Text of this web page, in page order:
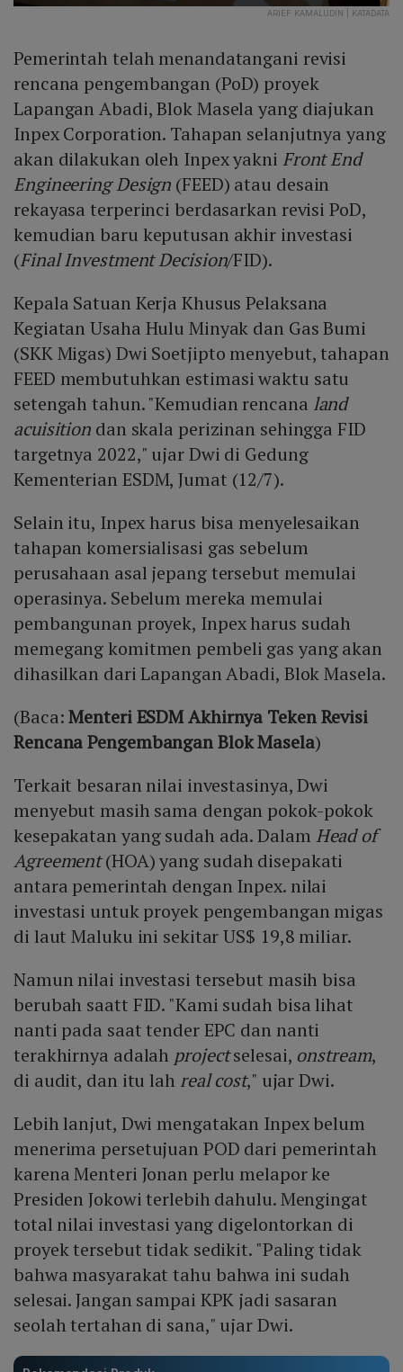
ARIEF KAMALUDIN | KATADATA
Pemerintah telah menandatangani revisi
rencana pengembangan (PoD) proyek
Lapangan Abadi, Blok Masela yang diajukan
Inpex Corporation. Tahapan selanjutnya yang
akan dilakukan oleh Inpex yakni Front End
Engineering Design (FEED) atau desain
rekayasa terperinci berdasarkan revisi PoD,
kemudian baru keputusan akhir investasi
(Final Investment Decision/FID).
Kepala Satuan Kerja Khusus Pelaksana
Kegiatan Usaha Hulu Minyak dan Gas Bumi
(SKK Migas) Dwi Soetjipto menyebut, tahapan
FEED membutuhkan estimasi waktu satu
setengah tahun. "Kemudian rencana land
acuisition dan skala perizinan sehingga FID
targetnya 2022," ujar Dwi di Gedung
Kementerian ESDM, Jumat (12/7).
Selain itu, Inpex harus bisa menyelesaikan
tahapan komersialisasi gas sebelum
perusahaan asal jepang tersebut memulai
operasinya. Sebelum mereka memulai
pembangunan proyek, Inpex harus sudah
memegang komitmen pembeli gas yang akan
dihasilkan dari Lapangan Abadi, Blok Masela.
(Baca:Menteri ESDM Akhirnya Teken Revisi
Rencana Pengembangan Blok Masela)
Terkait besaran nilai investasinya, Dwi
menyebut masih sama dengan pokok-pokok
kesepakatan yang sudah ada. Dalam Head of
Agreement(HOA) yang sudah disepakati
antara pemerintah dengan Inpex. nilai
investasi untuk proyek pengembangan migas
di laut Maluku ini sekitar US$ 19,8 miliar.
Namun nilai investasi tersebut masih bisa
berubah saatt FID. "Kami sudah bisa lihat
nanti pada saat tender EPC dan nanti
terakhirnya adalah projectselesai, onstream,
di audit, dan itu lah real cost," ujar Dwi.
Lebih lanjut, Dwi mengatakan Inpex belum
menerima persetujuan POD dari pemerintah
karena Menteri Jonan perlu melapor ke
Presiden Jokowi terlebih dahulu. Mengingat
total nilai investasi yang digelontorkan di
proyek tersebut tidak sedikit. "Paling tidak
bahwa masyarakat tahu bahwa ini sudah
selesai. Jangan sampai KPK jadi sasaran
seolah tertahan di sana," ujar Dwi.